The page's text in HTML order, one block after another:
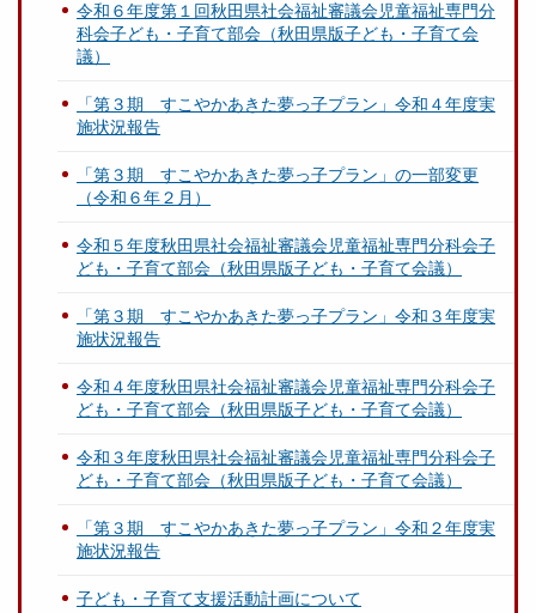
令和６年度第１回秋田県社会福祉審議会児童福祉専門分
科会子ども・子育て部会（秋田県版子ども・子育て会
議）
「第３期 すこやかあきた夢っ子プラン」令和４年度実
施状況報告
「第３期 すこやかあきた夢っ子プラン」の一部変更
（令和６年２月）
令和５年度秋田県社会福祉審議会児童福祉専門分科会子
ども・子育て部会（秋田県版子ども・子育て会議）
「第３期 すこやかあきた夢っ子プラン」令和３年度実
施状況報告
令和４年度秋田県社会福祉審議会児童福祉専門分科会子
ども・子育て部会（秋田県版子ども・子育て会議）
令和３年度秋田県社会福祉審議会児童福祉専門分科会子
ども・子育て部会（秋田県版子ども・子育て会議）
「第３期 すこやかあきた夢っ子プラン」令和２年度実
施状況報告
子ども・子育て支援活動計画について